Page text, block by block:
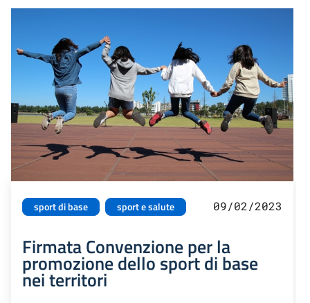
sport di base sport e salute 09/02/2023
Firmata Convenzione per la
promozione dello sport di base
nei territori